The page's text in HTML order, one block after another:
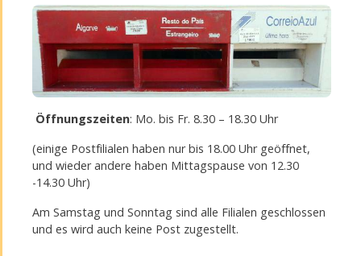
Öffnungszeiten: Mo. bis Fr. 8.30 – 18.30 Uhr
(einige Postfilialen haben nur bis 18.00 Uhr geöffnet,
und wieder andere haben Mittagspause von 12.30
-14.30 Uhr)
Am Samstag und Sonntag sind alle Filialen geschlossen
und es wird auch keine Post zugestellt.